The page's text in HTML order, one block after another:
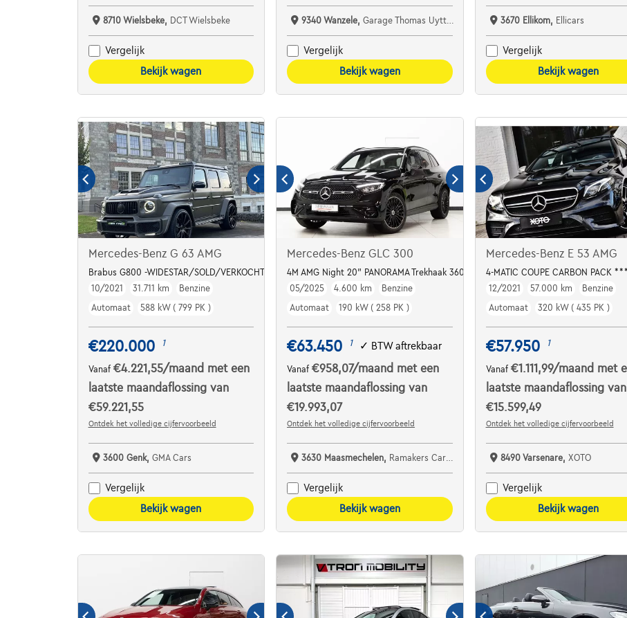
8710 Wielsbeke, DCT Wielsbeke
Vergelijk
Bekijk wagen
9340 Wanzele,Garage Thomas Uyttendaele
Vergelijk
Bekijk wagen
3670 Ellikom, Ellicars
Vergelijk
Bekijk wagen
Mercedes-Benz G 63 AMG
Brabus G800 -WIDESTAR/SOLD/VERKOCHT/VENDU
10/2021
31.711 km
Benzine
Automaat
588 kW ( 799 PK )
€220.000 1
Vanaf €4.221,55/maand met een
laatste maandaflossing van
€59.221,55
Ontdek het volledige cijfervoorbeeld
3600 Genk, GMA Cars
Vergelijk
Bekijk wagen
Mercedes-Benz GLC 300
4M AMG Night 20" PANORAMA Trekhaak 360°cam Memory
05/2025
4.600 km
Benzine
Automaat
190 kW ( 258 PK )
€63.450 1 ✓ BTW aftrekbaar
Vanaf€958,07/maand met een
laatste maandaflossing van
€19.993,07
Ontdek het volledige cijfervoorbeeld
3630 Maasmechelen, Ramakers Car Center
Vergelijk
Bekijk wagen
Mercedes-Benz E 53 AMG
4-MATIC COUPE CARBON PACK
12/2021
57.000 km
Benzine
Automaat
320 kW ( 435 PK )
€57.950 1
Vanaf €1.111,99/maand met
laatste maandaflossing van
€15.599,49
Ontdek het volledige cijfervoorbeeld
8490 Varsenare, XOTO
Vergelijk
Bekijk wagen